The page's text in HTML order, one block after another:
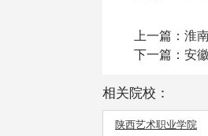
上一篇： 淮
下一篇： 安
相关院校：
陕西艺术职业学院